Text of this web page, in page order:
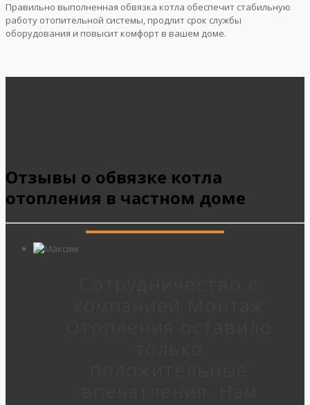
Правильно выполненная обвязка котла обеспечит стабильную
работу отопительной системы, продлит срок службы
оборудования и повысит комфорт в вашем доме.
Отзывы о обвязке котла
отопления в частном доме